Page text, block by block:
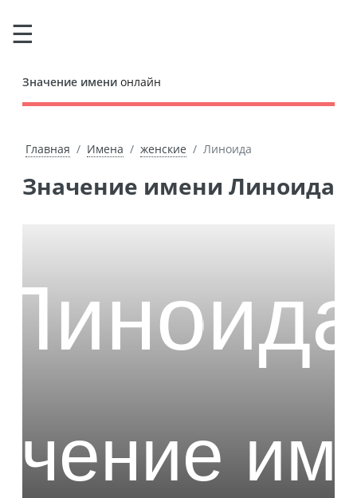
Значение имени онлайн
Главная Имена женские Линоида
Значение имени Линоида